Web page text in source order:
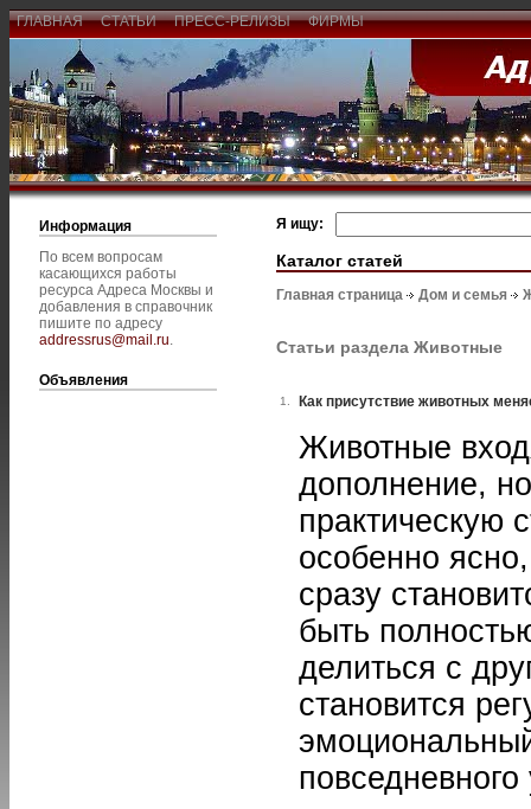
ГЛАВНАЯ СТАТЬИ ПРЕСС-РЕЛИЗЫ ФИРМЫ
Информация
По всем вопросам
касающихся работы
ресурса Адреса Москвы и
добавления в справочник
пишите по адресу
addressrus@mail.ru.
Объявления
Я ищу:
Каталог статей
Главная страница Дом и семья
Статьи раздела Животные
1. Как присутствие животных
Животные
дополнение,
практическую
особенно
сразу
быть
делиться с
становится
повседневного